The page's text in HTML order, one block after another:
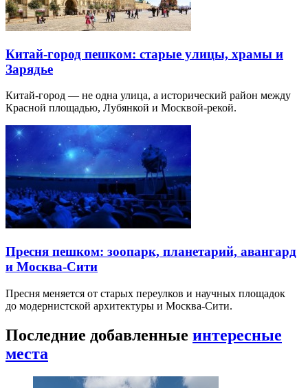
Китай-город пешком: старые улицы, храмы и
Зарядье
Китай-город — не одна улица, а исторический район между
Красной площадью, Лубянкой и Москвой-рекой.
Пресня пешком: зоопарк, планетарий, авангард
и Москва-Сити
Пресня меняется от старых переулков и научных площадок
до модернистской архитектуры и Москва-Сити.
Последние добавленные интересные
места